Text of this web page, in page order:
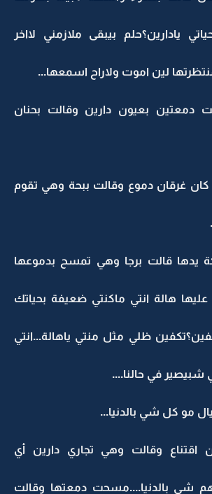
يادارين؟حلم بيبقى ملازمني لااخر
لين اموت ولاراح اسمعها...
دمعتين بعيون دارين وقالت بحنان
غرقان دموع وقالت ببحة وهي تقوم
يدها قالت برجا وهي تمسح بدموعها
هالة انتي ماكنتي ضعيفة بحياتك
ظلي مثل منتي ياهالة...انتي
شبيصير في حالنا....
مو كل شي بالدنيا...
اقتناع وقالت وهي تجاري دارين أي
شي بالدنيا....مسحت دمعتها وقالت